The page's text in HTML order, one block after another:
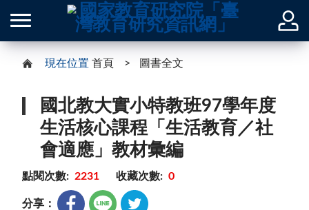
現在位置 首頁 圖書全文
國北教大實小特教班97學年度
生活核心課程「生活教育／社
會適應」教材彙編
點閱次數: 2231 收藏次數: 0
分享：